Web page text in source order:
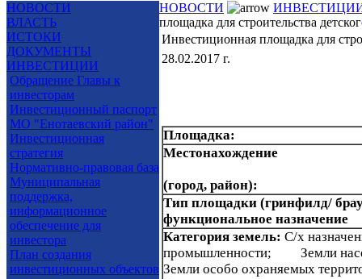
НОВОСТИ
ВЛАСТЬ
ИСТОКИ
ДОКУМЕНТЫ
ИНВЕСТИЦИИ
Обращение Главы к
инвесторам
Инвестиционный паспорт
МО "Енотаевский район"
Инвестиционная
стратегия
Нормативно-правовая база
Муниципальная
поддержка,
информационное
обеспечение для
инвестора
План создания
инвестиционных объектов
НОВОСТИ
площадка для строительства
Инвестиционная площадка для
28.02.2017 г.
Площадка:
Местонахождение
(город, район):
Тип площадки (гринфилд/
функциональное назначение
Категория земель: С/х
промышленности; Земли
Земли особо охраняемых